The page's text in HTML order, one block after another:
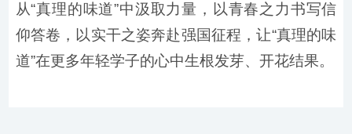
从“真理的味道”中汲取力量，以青春之力书写信
仰答卷，以实干之姿奔赴强国征程，让“真理的味
道”在更多年轻学子的心中生根发芽、开花结果。